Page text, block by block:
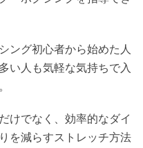
ング初心者から始めた人
い人も気軽な気持ちで入
けでなく、効率的なダイ
を減らすストレッチ方法